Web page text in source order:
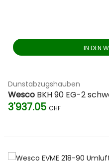
IN DEN
Dunstabzugshauben
Wesco BKH 90 EG-2
3'937.05 CHF